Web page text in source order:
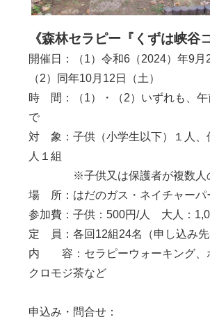
《森林セラピー『くずは峡谷
開催日：（1）令和6（2024）年9
（2）同年10月12日（土）
時 間：（1）・（2）いずれも、午
で
対 象：子供（小学生以下）１人、
人１組
※子供又は保護者が複数人の
場 所：はだのガス・ネイチャーパ
参加費：子供：500円/人 大人：
定 員：各回12組24名（申し込み先
内 容：セラピーウォーキング、
クロモジ茶など
申込み・問合せ：